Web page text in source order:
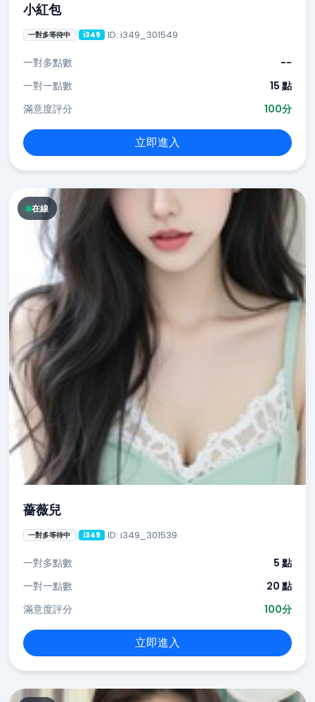
小紅包
一對多等待中 i349 ID: i349_301549
一對多點數
--
一對一點數
15 點
滿意度評分
100分
立即進入
在線
薔薇兒
一對多等待中 i349 ID: i349_301539
一對多點數
5 點
一對一點數
20 點
滿意度評分
100分
立即進入